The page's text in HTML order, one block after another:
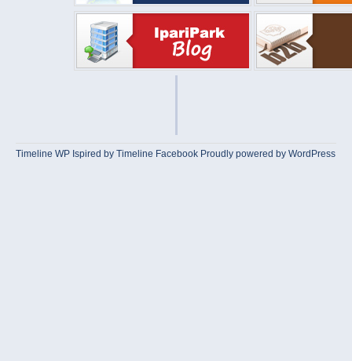
Timeline WP Ispired byTimeline Facebook Proudly powered by WordPress